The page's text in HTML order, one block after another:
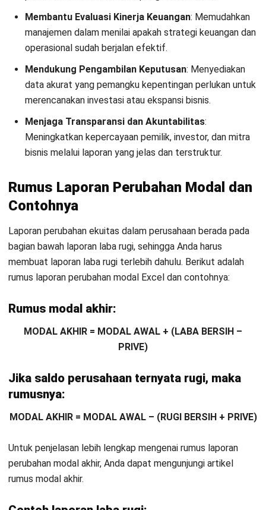
pengurangan modal, dividen, serta penyesuaian.
Verifikasi dan revisi:Periksa kembali laporan untuk
akuntansi sebelum finalisasi.
Contoh Kasus Analisis Laporan
Perubahan Modal Perusahaan
Indonesia
berikut contoh sederhana memakai data perusahaan
terbuka di Indonesia. Fokusnya bukan menghitung rumit,
utamanya.
PT Telekomunikasi Indonesia Tbk
Pergerakan Ekuitas 2023
Dalam laporan perubahan ekuitas konsolidasian, total
sampai saldo akhir 31/12/2023. Angka berikut memakai
Saldo awal total ekuitas (01/01/2023):149.262
Penambah utama dari kinerja tahun berjalan:
tahun berjalan 32.208 (diatribusikan ke pemilik induk
Pengurang utama dari distribusi laba:dividen kas
total 26.406 (dividen kepada pemegang saham
Perusahaan 16.603, dan kepada pemegang saham